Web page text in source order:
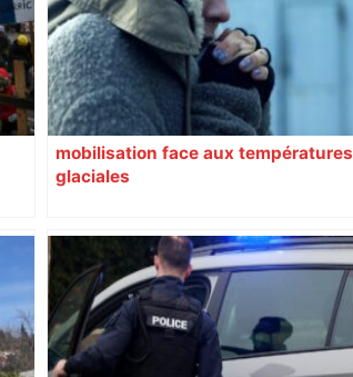
mobilisation face aux températures
glaciales